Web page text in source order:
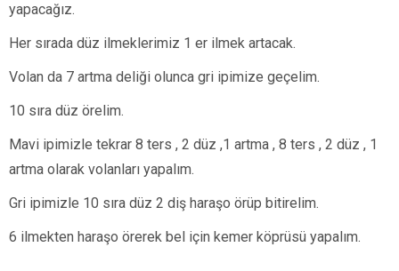
yapacağız.
Her sırada düz ilmeklerimiz 1 er ilmek artacak.
Volan da 7 artma deliği olunca gri ipimize geçelim.
10 sıra düz örelim.
Mavi ipimizle tekrar 8 ters , 2 düz ,1 artma , 8 ters , 2 düz , 1
artma olarak volanları yapalım.
Gri ipimizle 10 sıra düz 2 diş haraşo örüp bitirelim.
6 ilmekten haraşo örerek bel için kemer köprüsü yapalım.